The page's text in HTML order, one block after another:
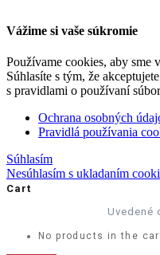
Vážime si vaše súkromie
Používame cookies, aby sme
Súhlasíte s tým, že
s pravidlami o používaní
Ochrana osobných
Pravidlá používania
Súhlasím
Nesúhlasím s ukladaním
Cart
Uvedené
No products in the